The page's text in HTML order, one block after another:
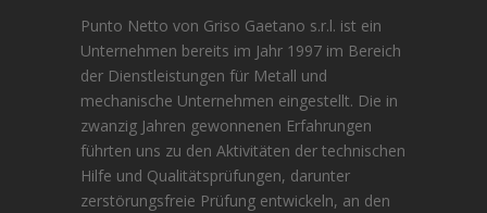
Punto Netto von Griso Gaetano s.r.l. ist ein
Unternehmen bereits im Jahr 1997 im Bereich
der Dienstleistungen für Metall und
mechanische Unternehmen eingestellt. Die in
zwanzig Jahren gewonnenen Erfahrungen
führten uns zu den Aktivitäten der technischen
Hilfe und Qualitätsprüfungen, darunter
zerstörungsfreie Prüfung entwickeln, an den